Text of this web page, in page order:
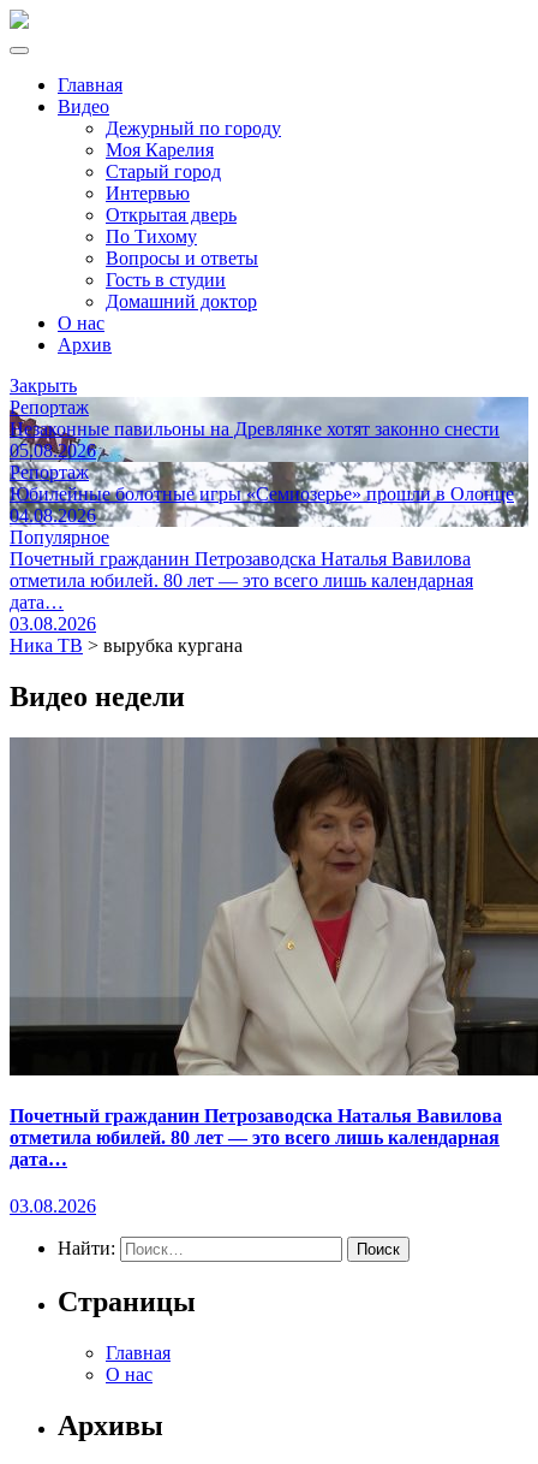
Главная
Видео
Дежурный по городу
Моя Карелия
Старый город
Интервью
Открытая дверь
По Тихому
Вопросы и ответы
Гость в студии
Домашний доктор
О нас
Архив
Закрыть
Репортаж
Незаконные павильоны на Древлянке хотят законно снести
05.08.2026
Репортаж
Юбилейные болотные игры «Семиозерье» прошли в Олонце
04.08.2026
Популярное
Почетный гражданин Петрозаводска Наталья Вавилова
отметила юбилей. 80 лет — это всего лишь календарная
дата…
03.08.2026
Ника ТВ > вырубка кургана
Видео недели
Почетный гражданин Петрозаводска Наталья Вавилова
отметила юбилей. 80 лет — это всего лишь календарная
дата…
03.08.2026
Найти:
Страницы
Главная
О нас
Архивы